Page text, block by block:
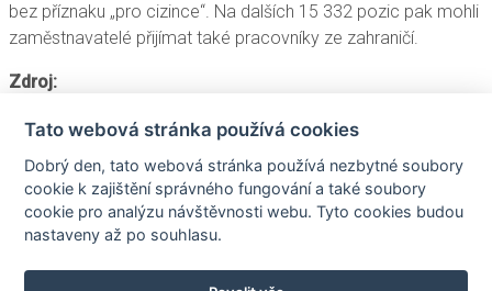
bez příznaku „pro cizince“. Na dalších 15 332 pozic pak mohli
zaměstnavatelé přijímat také pracovníky ze zahraničí.
Zdroj:
Úřad práce České republiky – krajská pobočka v Plzni.
Observatoř zaměstnanosti Plzeňského kraje
Tato webová stránka používá cookies
Dobrý den, tato webová stránka používá nezbytné soubory
cookie k zajištění správného fungování a také soubory
cookie pro analýzu návštěvnosti webu. Tyto cookies budou
nastaveny až po souhlasu.